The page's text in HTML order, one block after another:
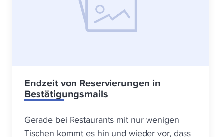
Endzeit von Reservierungen in
Bestätigungsmails
Gerade bei Restaurants mit nur wenigen
Tischen kommt es hin und wieder vor, dass